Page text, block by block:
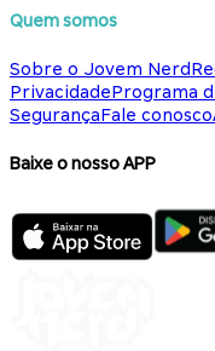
Quem somos
Sobre o Jovem Nerd
PrivacidadePrograma
SegurançaFale conosco
Baixe o nosso APP